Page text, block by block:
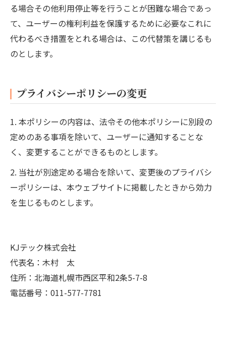
る場合その他利用停止等を行うことが困難な場合であっ
て、ユーザーの権利利益を保護するために必要なこれに
代わるべき措置をとれる場合は、この代替策を講じるも
のとします。
プライバシーポリシーの変更
1. 本ポリシーの内容は、法令その他本ポリシーに別段の
定めのある事項を除いて、ユーザーに通知することな
く、変更することができるものとします。
2. 当社が別途定める場合を除いて、変更後のプライバシ
ーポリシーは、本ウェブサイトに掲載したときから効力
を生じるものとします。
KJテック株式会社
代表名：木村 太
住所：北海道札幌市西区平和2条5-7-8
電話番号：011-577-7781